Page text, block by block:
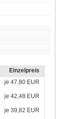
Einzelpreis
je 47,80 EUR
je 42,48 EUR
je 39,82 EUR